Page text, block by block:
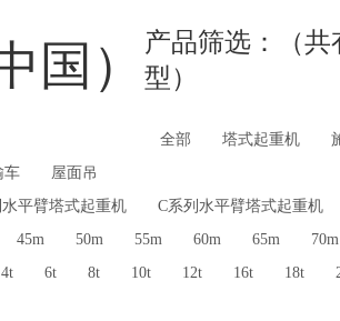
国） 产品筛选：（共
型）
全部 塔式起重机
车
屋面吊
平臂塔式起重机
C系列水平臂塔式起重机
45m
50m 55m 60m 65m 70m
4t
6t 8t 10t 12t 16t 18t